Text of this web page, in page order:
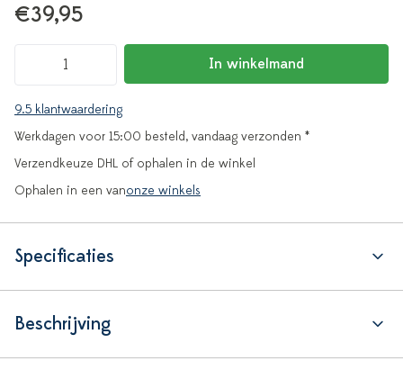
€39,95
In winkelmand
9.5 klantwaardering
Werkdagen voor 15:00 besteld, vandaag verzonden *
Verzendkeuze DHL of ophalen in de winkel
Ophalen in een vanonze winkels
Specificaties
Beschrijving